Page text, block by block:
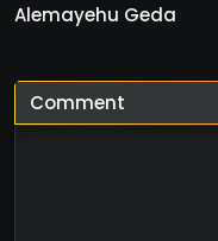
Alemayehu Geda
Comment